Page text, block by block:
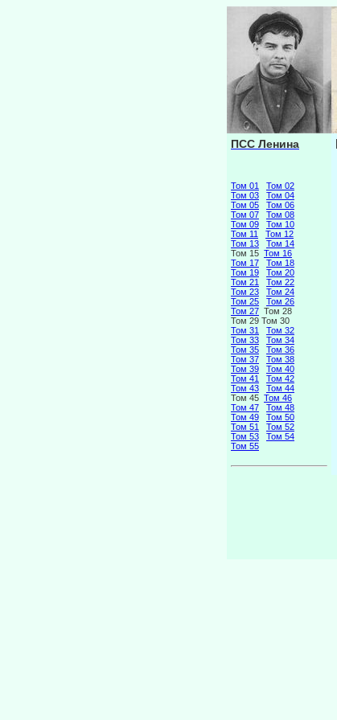
ПСС Ленина
Том 01
Том 02
Том 03
Том 04
Том 05
Том 06
Том 07
Том 08
Том 09
Том 10
Том 11
Том 12
Том 13
Том 14
Том 15 Том 16
Том 17
Том 18
Том 19
Том 20
Том 21
Том 22
Том 23
Том 24
Том 25
Том 26
Том 27 Том 28
Том 29 Том 30
Том 31
Том 32
Том 33
Том 34
Том 35
Том 36
Том 37
Том 38
Том 39
Том 40
Том 41
Том 42
Том 43
Том 44
Том 45 Том 46
Том 47
Том 48
Том 49
Том 50
Том 51
Том 52
Том 53
Том 54
Том 55